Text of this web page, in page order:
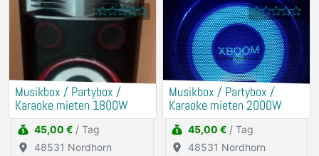
Musikbox / Partybox /
Karaoke mieten 1800W
45,00 € / Tag
48531 Nordhorn
Musikbox / Partybox /
Karaoke mieten 2000W
45,00 € / Tag
48531 Nordhorn